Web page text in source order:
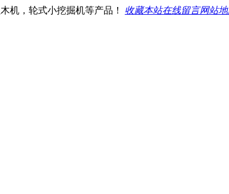
机，轮式小挖掘机等产品！ 收藏本站在线留言网站